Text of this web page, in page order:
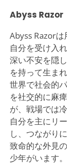
Abyss Razor
Abyss Razor
自分を受け入
深い不安を隠
を持って生ま
世界で社会的
を社交的に麻
が、戦場では
自分を主にリ
し、つながり
致命的な外見
少年がいます。